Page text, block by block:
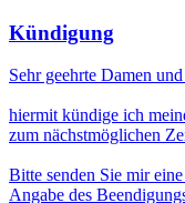
Kündigung
Sehr geehrte Damen
hiermit kündige ich
zum nächstmöglichen
Bitte senden Sie mir
Angabe des